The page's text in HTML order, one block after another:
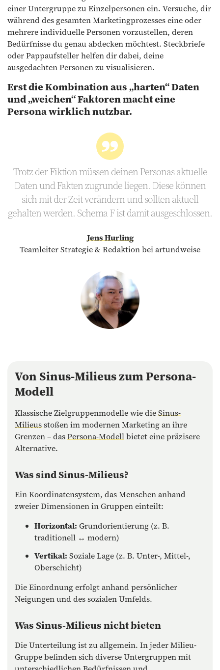
einer Untergruppe zu Einzelpersonen ein. Versuche, dir
während des gesamten Marketingprozesses eine oder
mehrere individuelle Personen vorzustellen, deren
Bedürfnisse du genau abdecken möchtest. Steckbriefe
oder Pappaufsteller helfen dir dabei, deine
ausgedachten Personen zu visualisieren.
Erst die Kombination aus „harten“ Daten
und „weichen“ Faktoren macht eine
Persona wirklich nutzbar.
Trotz der Fiktion müssen deinen Personas aktuelle
Daten und Fakten zugrunde liegen. Diese können
sich mit der Zeit verändern und sollten aktuell
gehalten werden. Schema F ist damit ausgeschlossen.
Jens Hurling
Teamleiter Strategie & Redaktion bei artundweise
Von Sinus-Milieus zum Persona-
Modell
Klassische Zielgruppenmodelle wie dieSinus-
Milieusstoßen im modernen Marketing an ihre
Grenzen – dasPersona-Modellbietet eine präzisere
Alternative.
Was sind Sinus-Milieus?
Ein Koordinatensystem, das Menschen anhand
zweier Dimensionen in Gruppen einteilt:
Horizontal: Grundorientierung (z. B.
traditionell ↔ modern)
Vertikal: Soziale Lage (z. B. Unter-, Mittel-,
Oberschicht)
Die Einordnung erfolgt anhand persönlicher
Neigungen und des sozialen Umfelds.
Was Sinus-Milieus nicht bieten
Die Unterteilung ist zu allgemein. In jeder Milieu-
Gruppe befinden sich diverse Untergruppen mit